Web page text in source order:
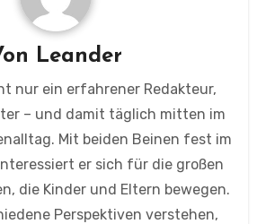
Leander
nur ein erfahrener Redakteur,
– und damit täglich mitten im
Mit beiden Beinen fest im
er sich für die großen
die Kinder und Eltern bewegen.
Perspektiven verstehen,